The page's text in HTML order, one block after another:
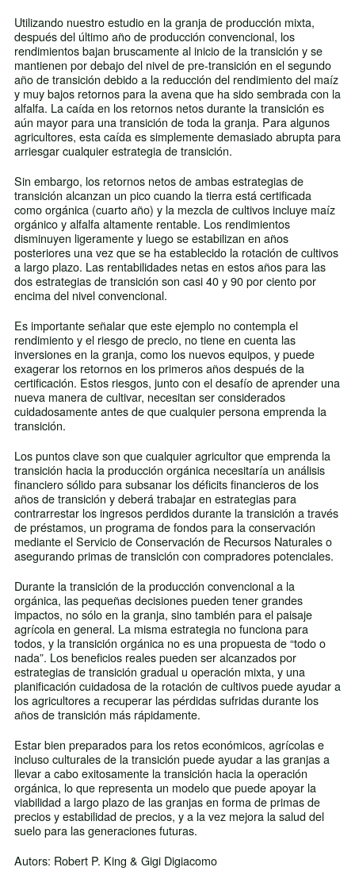
Utilizando nuestro estudio en la granja de producción mixta,
después del último año de producción convencional, los
rendimientos bajan bruscamente al inicio de la transición y se
mantienen por debajo del nivel de pre-transición en el segundo
año de transición debido a la reducción del rendimiento del maíz
y muy bajos retornos para la avena que ha sido sembrada con la
alfalfa. La caída en los retornos netos durante la transición es
aún mayor para una transición de toda la granja. Para algunos
agricultores, esta caída es simplemente demasiado abrupta para
arriesgar cualquier estrategia de transición.
Sin embargo, los retornos netos de ambas estrategias de
transición alcanzan un pico cuando la tierra está certificada
como orgánica (cuarto año) y la mezcla de cultivos incluye maíz
orgánico y alfalfa altamente rentable. Los rendimientos
disminuyen ligeramente y luego se estabilizan en años
posteriores una vez que se ha establecido la rotación de cultivos
a largo plazo. Las rentabilidades netas en estos años para las
dos estrategias de transición son casi 40 y 90 por ciento por
encima del nivel convencional.
Es importante señalar que este ejemplo no contempla el
rendimiento y el riesgo de precio, no tiene en cuenta las
inversiones en la granja, como los nuevos equipos, y puede
exagerar los retornos en los primeros años después de la
certificación. Estos riesgos, junto con el desafío de aprender una
nueva manera de cultivar, necesitan ser considerados
cuidadosamente antes de que cualquier persona emprenda la
transición.
Los puntos clave son que cualquier agricultor que emprenda la
transición hacia la producción orgánica necesitaría un análisis
financiero sólido para subsanar los déficits financieros de los
años de transición y deberá trabajar en estrategias para
contrarrestar los ingresos perdidos durante la transición a través
de préstamos, un programa de fondos para la conservación
mediante el Servicio de Conservación de Recursos Naturales o
asegurando primas de transición con compradores potenciales.
Durante la transición de la producción convencional a la
orgánica, las pequeñas decisiones pueden tener grandes
impactos, no sólo en la granja, sino también para el paisaje
agrícola en general. La misma estrategia no funciona para
todos, y la transición orgánica no es una propuesta de “todo o
nada”. Los beneficios reales pueden ser alcanzados por
estrategias de transición gradual u operación mixta, y una
planificación cuidadosa de la rotación de cultivos puede ayudar a
los agricultores a recuperar las pérdidas sufridas durante los
años de transición más rápidamente.
Estar bien preparados para los retos económicos, agrícolas e
incluso culturales de la transición puede ayudar a las granjas a
llevar a cabo exitosamente la transición hacia la operación
orgánica, lo que representa un modelo que puede apoyar la
viabilidad a largo plazo de las granjas en forma de primas de
precios y estabilidad de precios, y a la vez mejora la salud del
suelo para las generaciones futuras.
Autors: Robert P. King & Gigi Digiacomo